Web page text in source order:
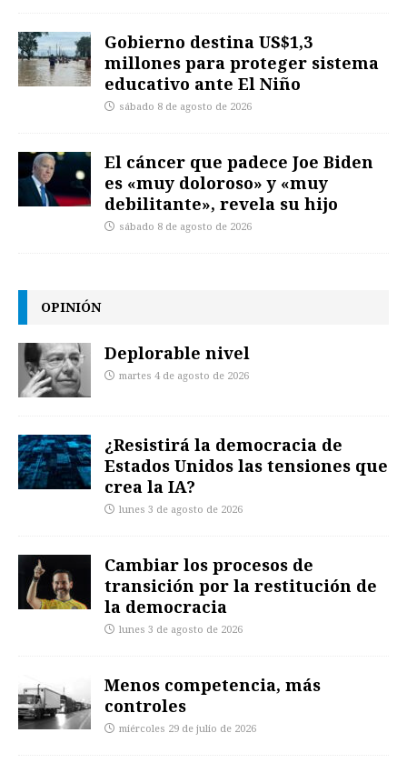
Gobierno destina US$1,3
millones para proteger sistema
educativo ante El Niño
sábado 8 de agosto de 2026
El cáncer que padece Joe Biden
es «muy doloroso» y «muy
debilitante», revela su hijo
sábado 8 de agosto de 2026
OPINIÓN
Deplorable nivel
martes 4 de agosto de 2026
¿Resistirá la democracia de
Estados Unidos las tensiones que
crea la IA?
lunes 3 de agosto de 2026
Cambiar los procesos de
transición por la restitución de
la democracia
lunes 3 de agosto de 2026
Menos competencia, más
controles
miércoles 29 de julio de 2026